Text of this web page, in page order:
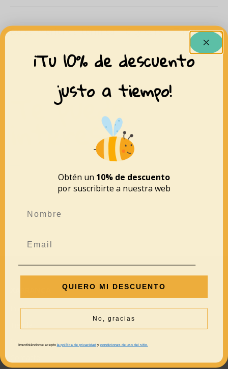
Bolsa merienda térmica – City cars – Tutete
Te puede
interesar
Inicio
Conócenos
¡Tu 10% de descuento
justo a tiempo!
Obtén un 10% de descuento
por suscribirte a nuestra web
QUIERO MI DESCUENTO
No, gracias
Inscribiéndome acepto la política de privacidad ycondiciones de uso del sitio.